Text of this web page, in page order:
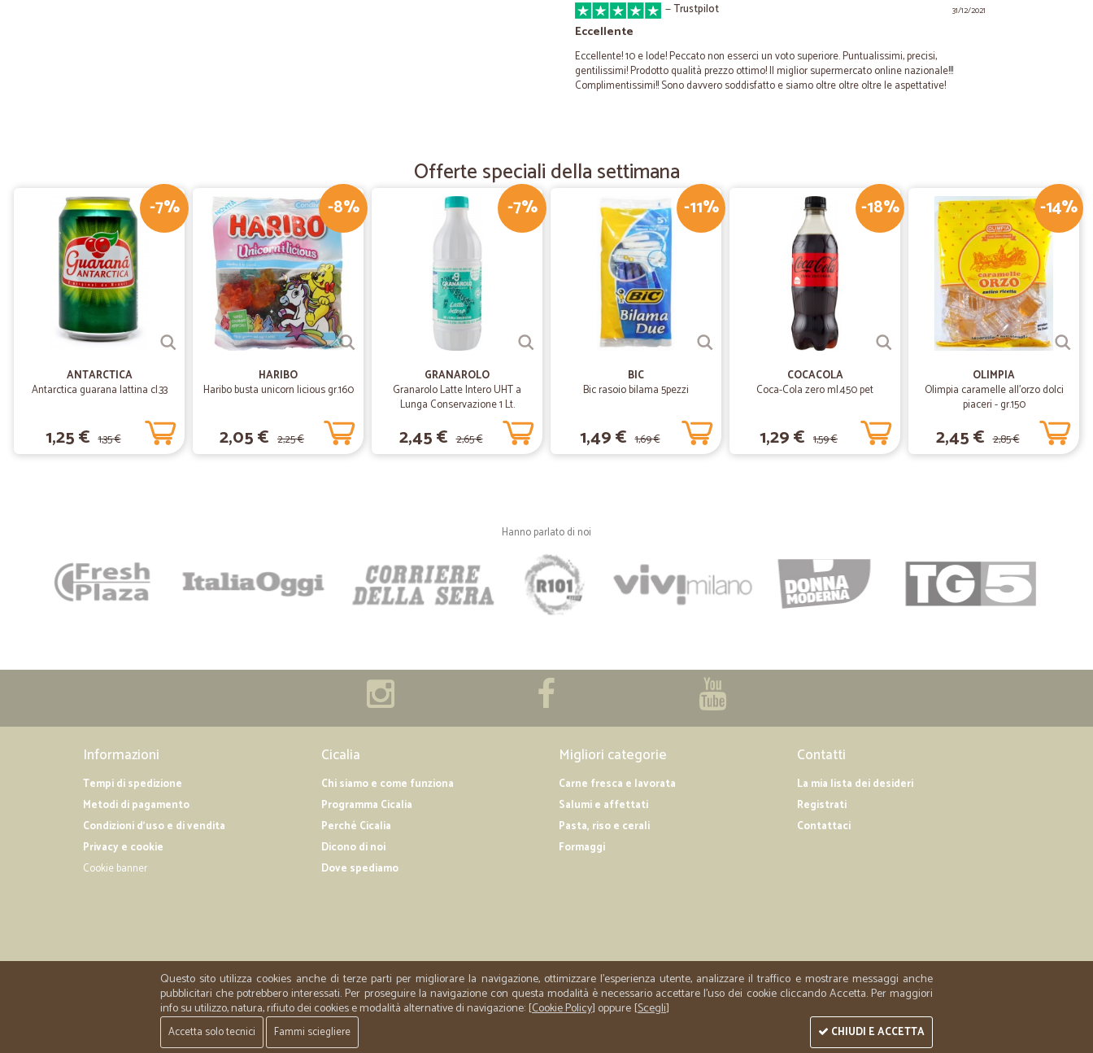
31/12/2021
—Trustpilot
Eccellente
Eccellente! 10 e lode! Peccato non esserci un voto superiore. Puntualissimi, precisi,
gentilissimi! Prodotto qualità prezzo ottimo! Il miglior supermercato online nazionale!!!
Complimentissimi!! Sono davvero soddisfatto e siamo oltre oltre oltre le aspettative!
precisi e puntuali.
26/02/2021
—
Questo e` stato il mio terzo acquisto e…
Questo e` stato il mio terzo acquisto e come sempre sono rimasto soddisfatto dall`ordine
alla consegna.
Ottimi prezzi
08/06/2020
—Morena C.
06/04/2020
—Elisa C.
Ordine ricevuto perfettamente in 24…
Francesca D.
SERVIZIO VELOCE
SERVIZIO VELOCE
Tutto OK,
Tutto OK, Perfettamente informati sulla spedizione con tempi di consegna molto veloci.
Ottimo servizio di spedizione e risoluzione dei problemi connessi alla spedizione
Offerte speciali della settimana
-7%
ANTARCTICA
Antarctica guarana lattina cl.33
1,25 € 1,35 €
-8%
HARIBO
Haribo busta unicorn licious gr.160
2,05 € 2,25 €
-7%
GRANAROLO
Granarolo Latte Intero UHT a
Lunga Conservazione 1 Lt.
2,45 € 2,65 €
-11%
BIC
Bic rasoio bilama 5pezzi
1,49 € 1,69 €
-18%
COCACOLA
Coca-Cola zero ml.450 pet
1,29 € 1,59 €
-14%
OLIMPIA
Olimpia caramelle all'orzo dolci
piaceri - gr.150
2,45 € 2,85 €
Hanno parlato di noi
Informazioni
Tempi di spedizione
Metodi di pagamento
Condizioni d'uso e di vendita
Privacy e cookie
Cookie banner
Cicalia
Chi siamo e come funziona
Programma Cicalia
Perché Cicalia
Dicono di noi
Dove spediamo
Migliori categorie
Carne fresca e lavorata
Salumi e affettati
Pasta, riso e cerali
Formaggi
Contatti
La mia lista dei desideri
Registrati
Contattaci
Questo sito utilizza cookies anche di terze parti per migliorare la navigazione, ottimizzare l'esperienza utente, analizzare il traffico e mostrare messaggi anche
pubblicitari che potrebbero interessati. Per proseguire la navigazione con questa modalità è necessario accettare l'uso dei cookie cliccando Accetta. Per maggiori
info su utilizzo, natura, rifiuto dei cookies e modalità alternative di navigazione: [Cookie Policy] oppure [Scegli]
Accetta solo tecnici Fammi sciegliere CHIUDI E ACCETTA